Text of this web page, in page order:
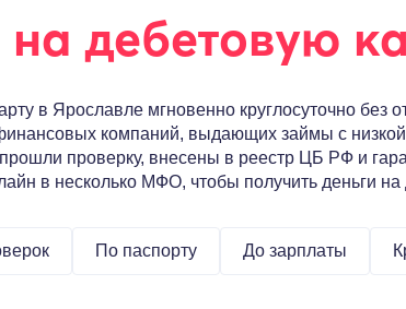
на дебетовую
в Ярославле мгновенно круглосуточно
компаний, выдающих займы с
проверку, внесены в реестр ЦБ РФ и
в несколько МФО, чтобы получить деньги на
По паспорту До зарплаты